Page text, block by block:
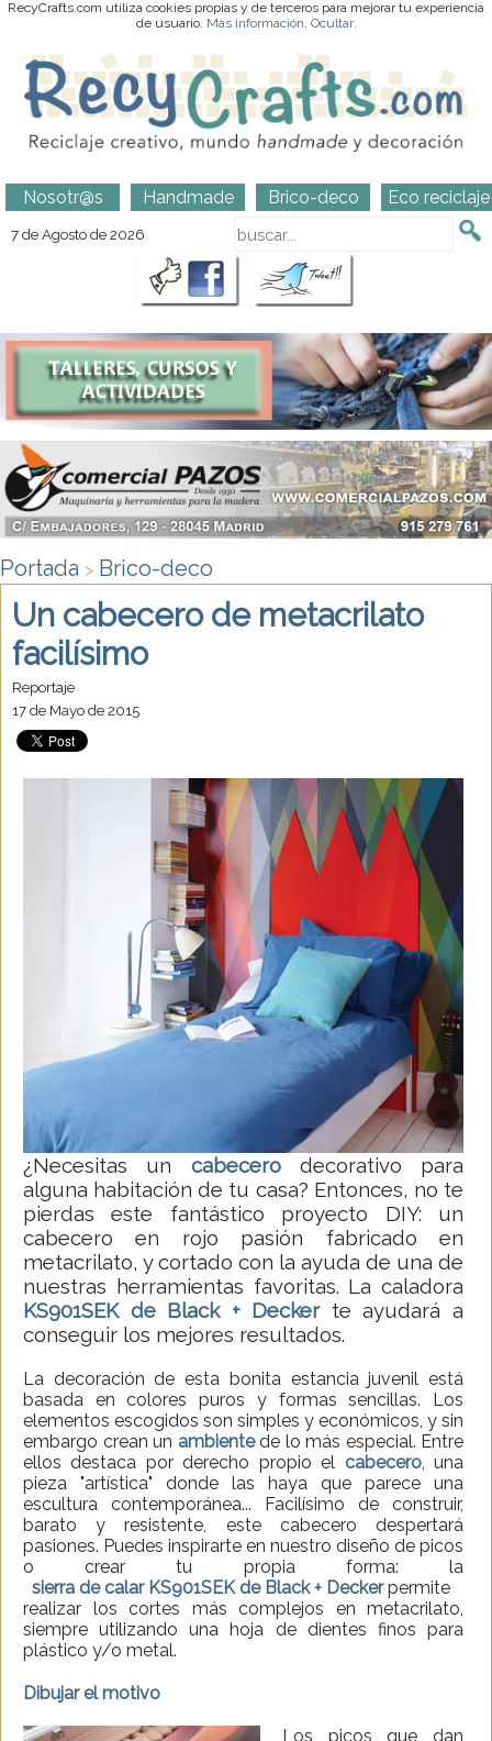
RecyCrafts.com utiliza cookies propias y de terceros para mejorar tu experiencia
de usuario. Más información. Ocultar.
Nosotr@s Handmade Brico-deco Eco reciclaje
7 de Agosto de 2026
Portada > Brico-deco
Un cabecero de metacrilato
facilísimo
Reportaje
17 de Mayo de 2015
¿Necesitas un cabecerodecorativo para
alguna habitación de tu casa? Entonces, no te
pierdas este fantástico proyecto DIY: un
cabecero en rojo pasión fabricado en
metacrilato, y cortado con la ayuda de una de
nuestras herramientas favoritas. La caladora
KS901SEK de Black + Deckerte ayudará a
conseguir los mejores resultados.
La decoración de esta bonita estancia juvenil está
basada en colores puros y formas sencillas. Los
elementos escogidos son simples y económicos, y sin
embargo crean un ambientede lo más especial. Entre
ellos destaca por derecho propio el cabecero, una
pieza "artística" donde las haya que parece una
escultura contemporánea... Facilísimo de construir,
barato y resistente, este cabecero despertará
pasiones. Puedes inspirarte en nuestro diseño de picos
o crear tu propia forma: la
sierra de calar KS901SEK de Black + Deckerpermite
realizar los cortes más complejos en metacrilato,
siempre utilizando una hoja de dientes finos para
plástico y/o metal.
Dibujar el motivo
Los picos que dan